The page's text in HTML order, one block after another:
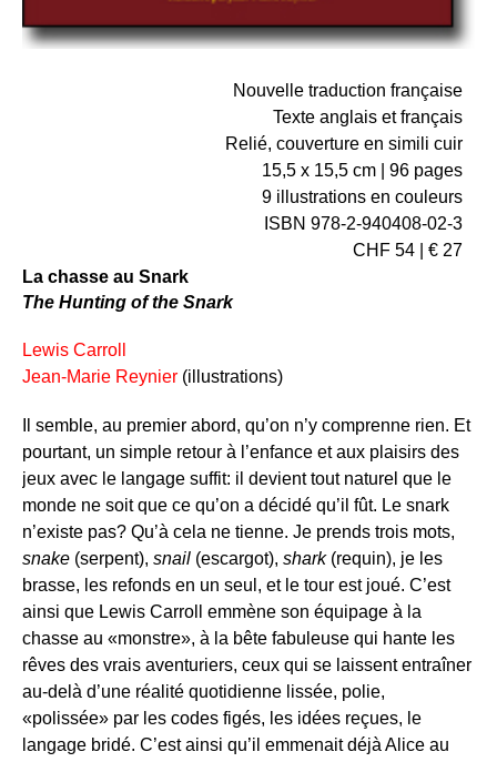
Nouvelle traduction française
Texte anglais et français
Relié, couverture en simili cuir
15,5 x 15,5 cm | 96 pages
9 illustrations en couleurs
ISBN 978-2-940408-02-3
CHF 54 | € 27
La chasse au Snark
The Hunting of the Snark
Lewis Carroll
Jean-Marie Reynier (illustrations)
Il semble, au premier abord, qu’on n’y comprenne rien. Et
pourtant, un simple retour à l’enfance et aux plaisirs des
jeux avec le langage suffit: il devient tout naturel que le
monde ne soit que ce qu’on a décidé qu’il fût. Le snark
n’existe pas? Qu’à cela ne tienne. Je prends trois mots,
snake (serpent), snail (escargot), shark (requin), je les
brasse, les refonds en un seul, et le tour est joué. C’est
ainsi que Lewis Carroll emmène son équipage à la
chasse au «monstre», à la bête fabuleuse qui hante les
rêves des vrais aventuriers, ceux qui se laissent entraîner
au-delà d’une réalité quotidienne lissée, polie,
«polissée» par les codes figés, les idées reçues, le
langage bridé. C’est ainsi qu’il emmenait déjà Alice au